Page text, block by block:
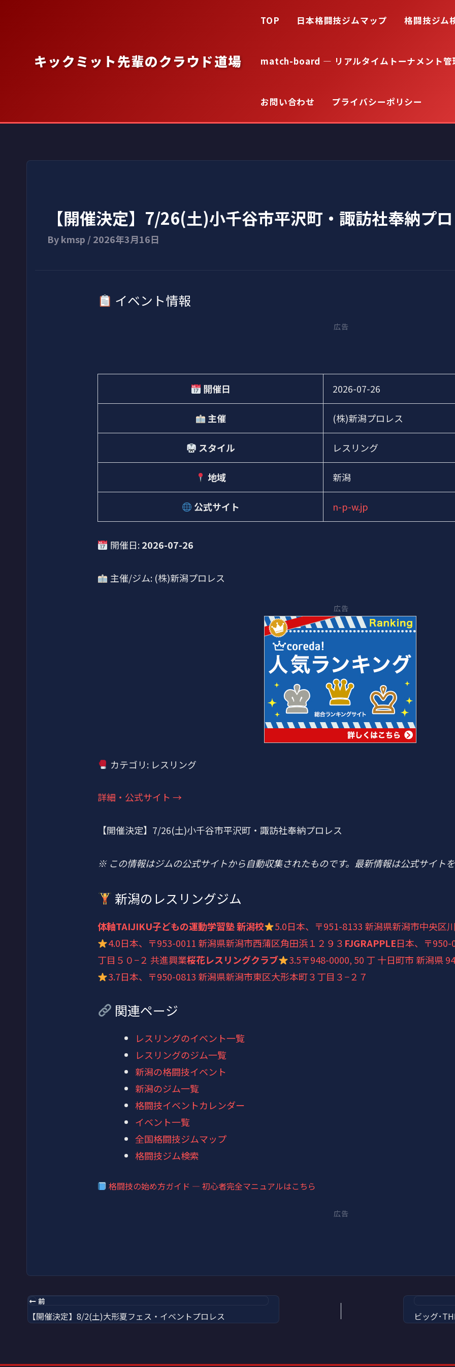
キックミット先輩のクラウド道場
TOP 日本格闘技ジムマップ 格闘技ジム
match-board — リアルタイムトーナメント管
お問い合わせ プライバシーポリシー
【開催決定】7/26(土)小千谷市平沢町・諏訪社奉納プ
Bykmsp /2026年3月16日
イベント情報
広告
開催日 2026-07-26
主催 (株)新潟プロレス
スタイル レスリング
地域 新潟
公式サイト n-p-w.jp
開催日:2026-07-26
主催/ジム: (株)新潟プロレス
広告
カテゴリ: レスリング
詳細・公式サイト →
【開催決定】7/26(土)小千谷市平沢町・諏訪社奉納プロレス
※ この情報はジムの公式サイトから自動収集されたものです。最新情報は公式サイトを
新潟のレスリングジム
体軸TAIJIKU子どもの運動学習塾 新潟校 5.0日本、〒951-8133 新潟県新潟市中央区
4.0日本、〒953-0011 新潟県新潟市西蒲区角田浜１２９３ FJGRAPPLE日本、〒950-
丁目５０−２ 共進興業桜花レスリングクラブ 3.5〒948-0000, 50 丁 十日町市 新潟県
3.7日本、〒950-0813 新潟県新潟市東区大形本町３丁目３−２７
関連ページ
レスリングのイベント一覧
レスリングのジム一覧
新潟の格闘技イベント
新潟のジム一覧
格闘技イベントカレンダー
イベント一覧
全国格闘技ジムマップ
格闘技ジム検索
格闘技の始め方ガイド — 初心者完全マニュアルはこちら
広告
前
【開催決定】8/2(土)大形夏フェス・イベントプロレス